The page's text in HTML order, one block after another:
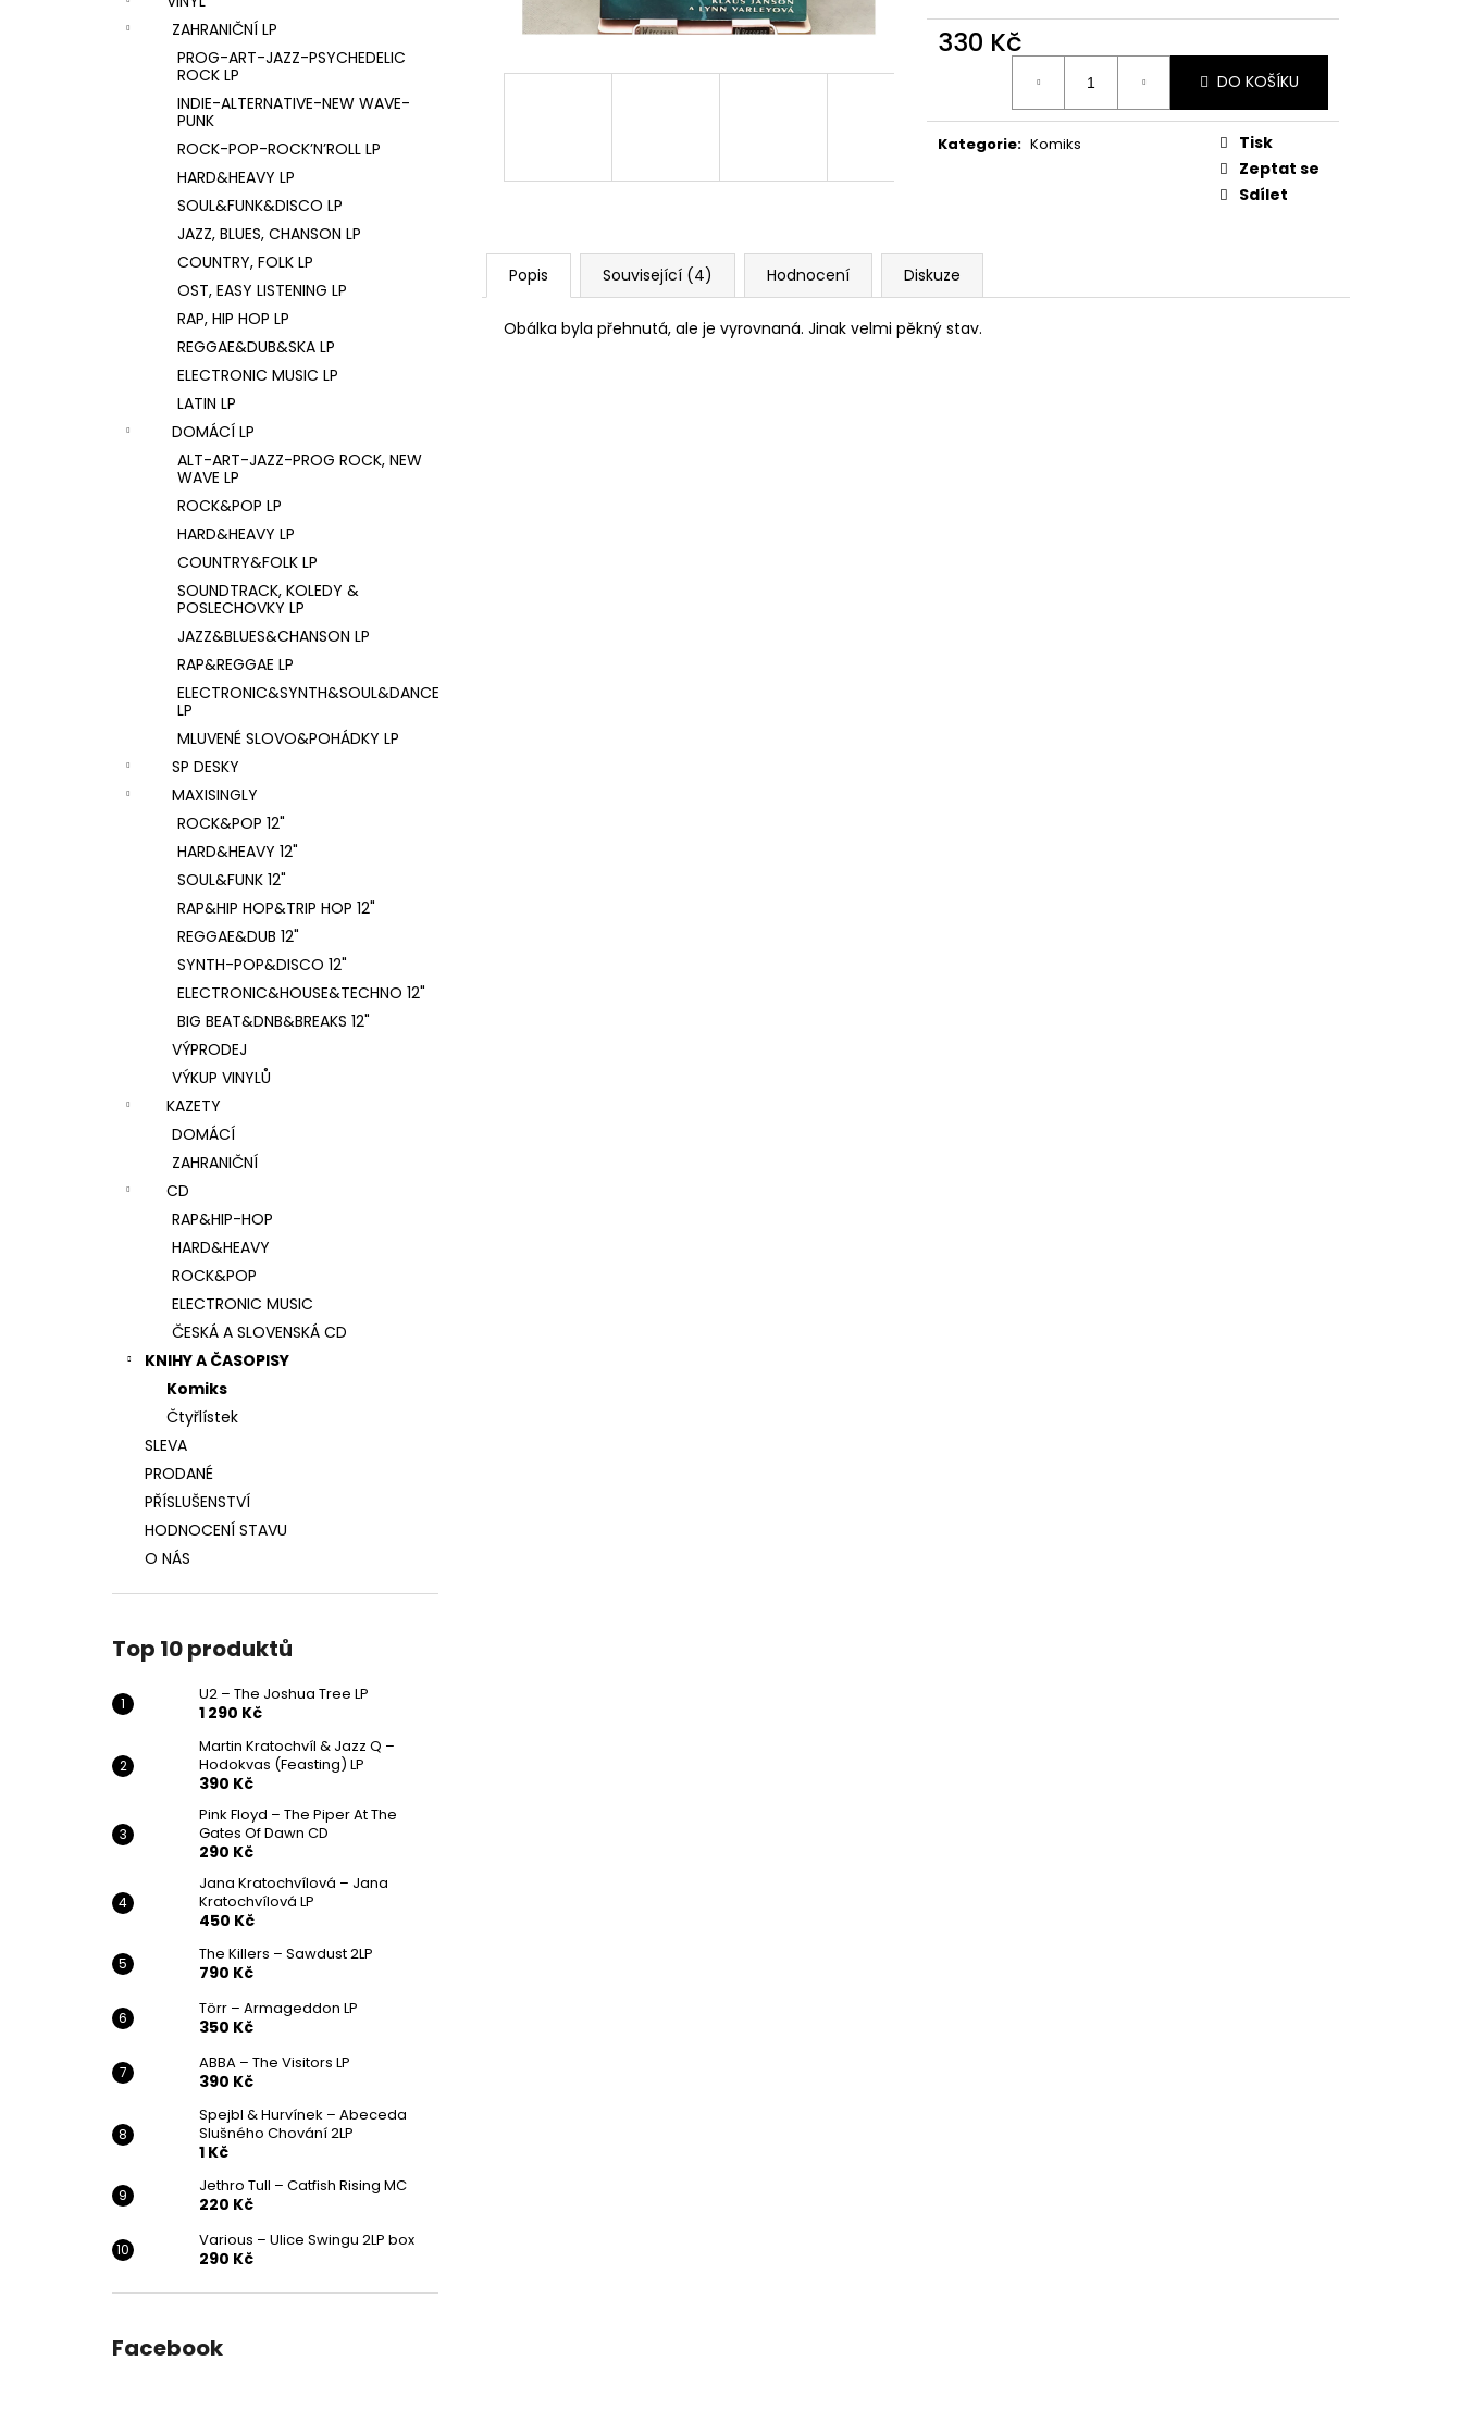
ZAHRANIČNÍ LP
PROG-ART-JAZZ-PSYCHEDELIC
ROCK LP
INDIE-ALTERNATIVE-NEW WAVE-
PUNK
ROCK-POP-ROCK’N’ROLL LP
HARD&HEAVY LP
SOUL&FUNK&DISCO LP
JAZZ, BLUES, CHANSON LP
COUNTRY, FOLK LP
OST, EASY LISTENING LP
RAP, HIP HOP LP
REGGAE&DUB&SKA LP
ELECTRONIC MUSIC LP
LATIN LP
DOMÁCÍ LP
ALT-ART-JAZZ-PROG ROCK, NEW
WAVE LP
ROCK&POP LP
HARD&HEAVY LP
COUNTRY&FOLK LP
SOUNDTRACK, KOLEDY &
POSLECHOVKY LP
JAZZ&BLUES&CHANSON LP
RAP&REGGAE LP
ELECTRONIC&SYNTH&SOUL&DANCE
LP
MLUVENÉ SLOVO&POHÁDKY LP
SP DESKY
MAXISINGLY
ROCK&POP 12"
HARD&HEAVY 12"
SOUL&FUNK 12"
RAP&HIP HOP&TRIP HOP 12"
REGGAE&DUB 12"
SYNTH-POP&DISCO 12"
ELECTRONIC&HOUSE&TECHNO 12"
BIG BEAT&DNB&BREAKS 12"
VÝPRODEJ
VÝKUP VINYLŮ
KAZETY
DOMÁCÍ
ZAHRANIČNÍ
CD
RAP&HIP-HOP
HARD&HEAVY
ROCK&POP
ELECTRONIC MUSIC
ČESKÁ A SLOVENSKÁ CD
KNIHY A ČASOPISY
Komiks
Čtyřlístek
SLEVA
PRODANÉ
PŘÍSLUŠENSTVÍ
HODNOCENÍ STAVU
O NÁS
Top 10 produktů
U2 – The Joshua Tree LP
1 290 Kč
Martin Kratochvíl & Jazz Q ‎–
Hodokvas (Feasting) LP
390 Kč
Pink Floyd – The Piper At The
Gates Of Dawn CD
290 Kč
Jana Kratochvílová – Jana
Kratochvílová LP
450 Kč
The Killers – Sawdust 2LP
790 Kč
Törr – Armageddon LP
350 Kč
ABBA – The Visitors LP
390 Kč
Spejbl & Hurvínek – Abeceda
Slušného Chování 2LP
1 Kč
Jethro Tull – Catfish Rising MC
220 Kč
Various ‎– Ulice Swingu 2LP box
290 Kč
Facebook
330 Kč
DO KOŠÍKU
Kategorie: Komiks
Tisk
Zeptat se
Sdílet
Popis Související (4) Hodnocení Diskuze
Obálka byla přehnutá, ale je vyrovnaná. Jinak velmi pěkný stav.
U2 – THE JOSHUA TREE LP
1 290 Kč
MARTIN KRATOCHVÍL & JAZZ Q ‎–
HODOKVAS (FEASTING) LP
OF DAWN CD